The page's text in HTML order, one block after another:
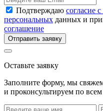
Подтверждаю согласие
персональных данных и
соглашение
Отправить заявку
Оставьте заявку
Заполните форму, мы
и проконсультируем по